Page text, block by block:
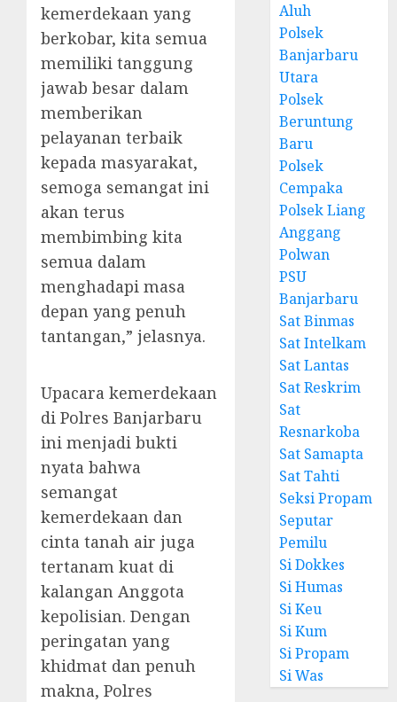
kemerdekaan yang
berkobar, kita semua
memiliki tanggung
jawab besar dalam
memberikan
pelayanan terbaik
kepada masyarakat,
semoga semangat ini
akan terus
membimbing kita
semua dalam
menghadapi masa
depan yang penuh
tantangan,” jelasnya.
Upacara kemerdekaan
di Polres Banjarbaru
ini menjadi bukti
nyata bahwa
semangat
kemerdekaan dan
cinta tanah air juga
tertanam kuat di
kalangan Anggota
kepolisian. Dengan
peringatan yang
khidmat dan penuh
makna, Polres
Aluh
Polsek
Banjarbaru
Utara
Polsek
Beruntung
Baru
Polsek
Cempaka
Polsek Liang
Anggang
Polwan
PSU
Banjarbaru
Sat Binmas
Sat Intelkam
Sat Lantas
Sat Reskrim
Sat
Resnarkoba
Sat Samapta
Sat Tahti
Seksi Propam
Seputar
Pemilu
Si Dokkes
Si Humas
Si Keu
Si Kum
Si Propam
Si Was